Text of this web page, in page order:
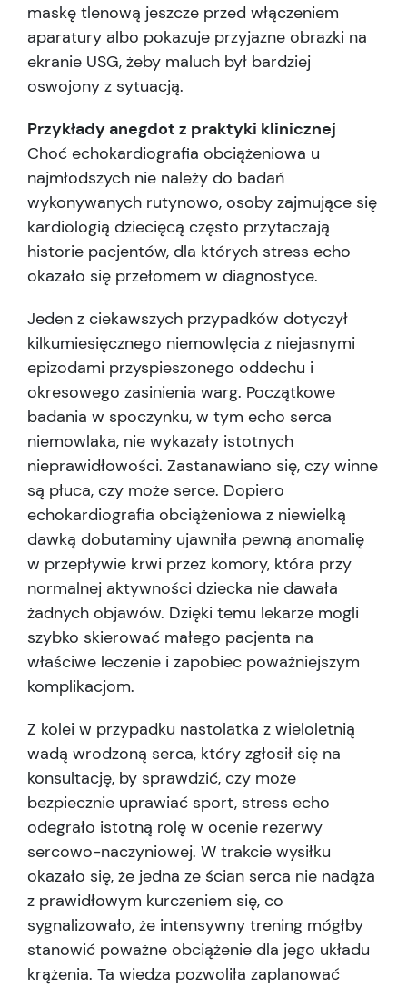
maskę tlenową jeszcze przed włączeniem
aparatury albo pokazuje przyjazne obrazki na
ekranie USG, żeby maluch był bardziej
oswojony z sytuacją.
Przykłady anegdot z praktyki klinicznej
Choć echokardiografia obciążeniowa u
najmłodszych nie należy do badań
wykonywanych rutynowo, osoby zajmujące się
kardiologią dziecięcą często przytaczają
historie pacjentów, dla których stress echo
okazało się przełomem w diagnostyce.
Jeden z ciekawszych przypadków dotyczył
kilkumiesięcznego niemowlęcia z niejasnymi
epizodami przyspieszonego oddechu i
okresowego zasinienia warg. Początkowe
badania w spoczynku, w tym echo serca
niemowlaka, nie wykazały istotnych
nieprawidłowości. Zastanawiano się, czy winne
są płuca, czy może serce. Dopiero
echokardiografia obciążeniowa z niewielką
dawką dobutaminy ujawniła pewną anomalię
w przepływie krwi przez komory, która przy
normalnej aktywności dziecka nie dawała
żadnych objawów. Dzięki temu lekarze mogli
szybko skierować małego pacjenta na
właściwe leczenie i zapobiec poważniejszym
komplikacjom.
Z kolei w przypadku nastolatka z wieloletnią
wadą wrodzoną serca, który zgłosił się na
konsultację, by sprawdzić, czy może
bezpiecznie uprawiać sport, stress echo
odegrało istotną rolę w ocenie rezerwy
sercowo-naczyniowej. W trakcie wysiłku
okazało się, że jedna ze ścian serca nie nadąża
z prawidłowym kurczeniem się, co
sygnalizowało, że intensywny trening mógłby
stanowić poważne obciążenie dla jego układu
krążenia. Ta wiedza pozwoliła zaplanować